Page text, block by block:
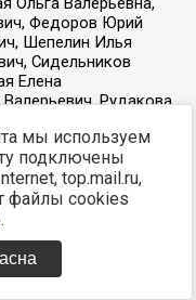
мы используем
подключены
top.mail.ru,
файлы cookies